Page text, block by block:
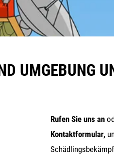
UMGEBUNG
Rufen Sie uns an
Kon­takt­for­mu­lar,